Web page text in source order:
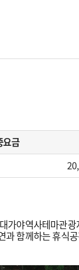
요금
가야역사테마관
과 함께하는 휴식